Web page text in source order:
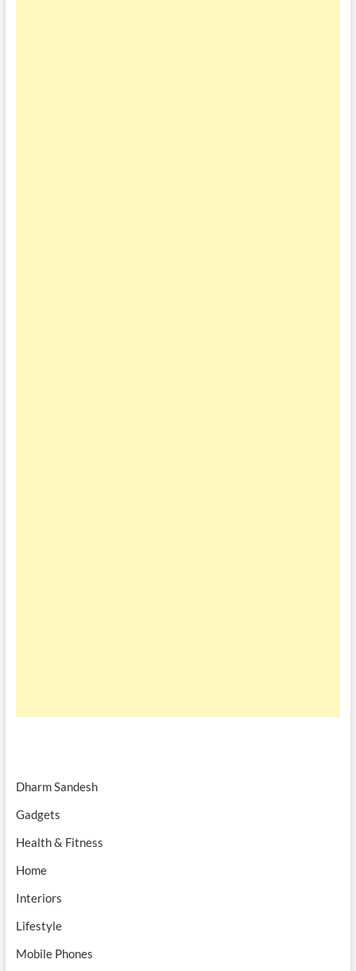
Dharm Sandesh
Gadgets
Health & Fitness
Home
Interiors
Lifestyle
Mobile Phones